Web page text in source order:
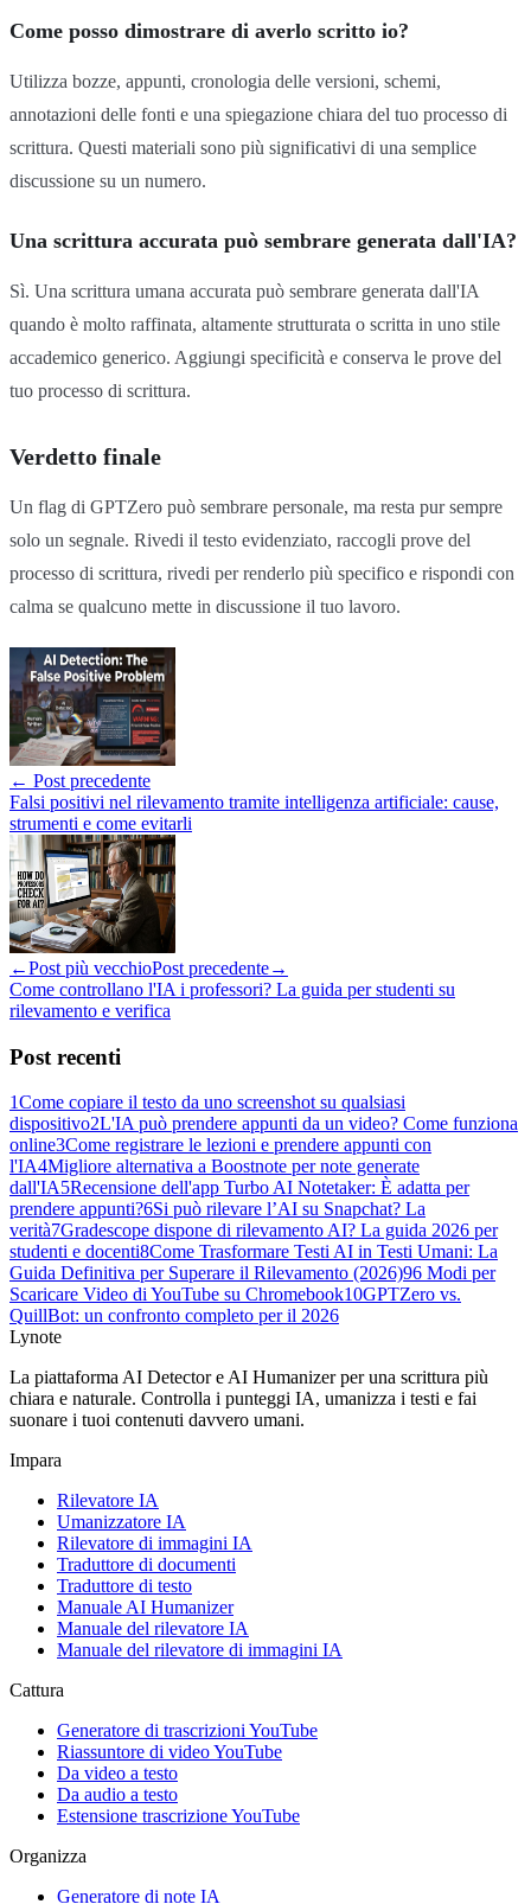
Come posso dimostrare di averlo scritto io?
Utilizza bozze, appunti, cronologia delle versioni, schemi,
annotazioni delle fonti e una spiegazione chiara del tuo processo di
scrittura. Questi materiali sono più significativi di una semplice
discussione su un numero.
Una scrittura accurata può sembrare generata dall'IA?
Sì. Una scrittura umana accurata può sembrare generata dall'IA
quando è molto raffinata, altamente strutturata o scritta in uno stile
accademico generico. Aggiungi specificità e conserva le prove del
tuo processo di scrittura.
Verdetto finale
Un flag di GPTZero può sembrare personale, ma resta pur sempre
solo un segnale. Rivedi il testo evidenziato, raccogli prove del
processo di scrittura, rivedi per renderlo più specifico e rispondi con
calma se qualcuno mette in discussione il tuo lavoro.
← Post precedente
Falsi positivi nel rilevamento tramite intelligenza artificiale: cause,
strumenti e come evitarli
←Post più vecchioPost precedente→
Come controllano l'IA i professori? La guida per studenti su
rilevamento e verifica
Post recenti
1Come copiare il testo da uno screenshot su qualsiasi
dispositivo2L'IA può prendere appunti da un video? Come funziona
online3Come registrare le lezioni e prendere appunti con
l'IA4Migliore alternativa a Boostnote per note generate
dall'IA5Recensione dell'app Turbo AI Notetaker: È adatta per
prendere appunti?6Si può rilevare l’AI su Snapchat? La
verità7Gradescope dispone di rilevamento AI? La guida 2026 per
studenti e docenti8Come Trasformare Testi AI in Testi Umani: La
Guida Definitiva per Superare il Rilevamento (2026)96 Modi per
Scaricare Video di YouTube su Chromebook10GPTZero vs.
QuillBot: un confronto completo per il 2026
Lynote
La piattaforma AI Detector e AI Humanizer per una scrittura più
chiara e naturale. Controlla i punteggi IA, umanizza i testi e fai
suonare i tuoi contenuti davvero umani.
Impara
Rilevatore IA
Umanizzatore IA
Rilevatore di immagini IA
Traduttore di documenti
Traduttore di testo
Manuale AI Humanizer
Manuale del rilevatore IA
Manuale del rilevatore di immagini IA
Cattura
Generatore di trascrizioni YouTube
Riassuntore di video YouTube
Da video a testo
Da audio a testo
Estensione trascrizione YouTube
Organizza
Generatore di note IA